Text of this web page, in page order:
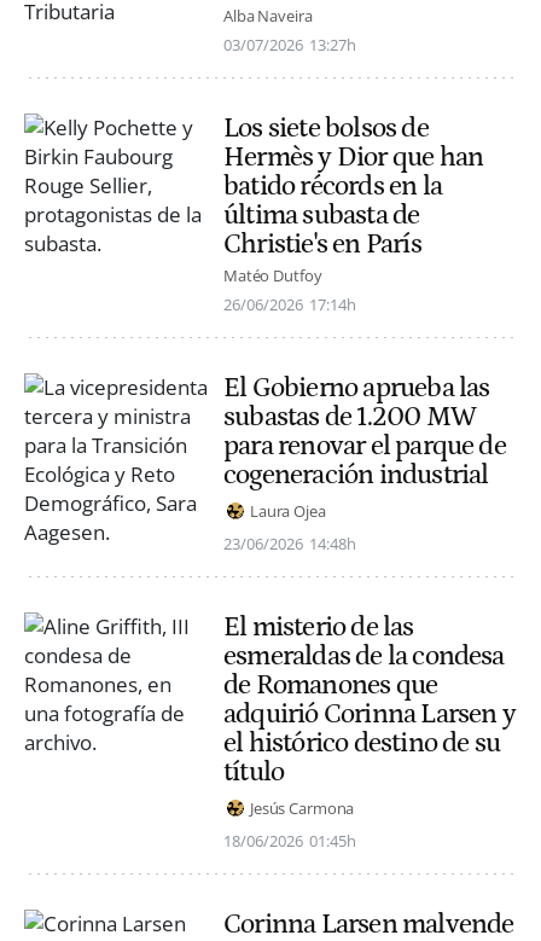
Alba Naveira
03/07/2026 13:27h
Los siete bolsos de
Hermès y Dior que han
batido récords en la
última subasta de
Christie's en París
Matéo Dutfoy
26/06/2026 17:14h
El Gobierno aprueba las
subastas de 1.200 MW
para renovar el parque de
cogeneración industrial
Laura Ojea
23/06/2026 14:48h
El misterio de las
esmeraldas de la condesa
de Romanones que
adquirió Corinna Larsen y
el histórico destino de su
título
Jesús Carmona
18/06/2026 01:45h
Corinna Larsen malvende